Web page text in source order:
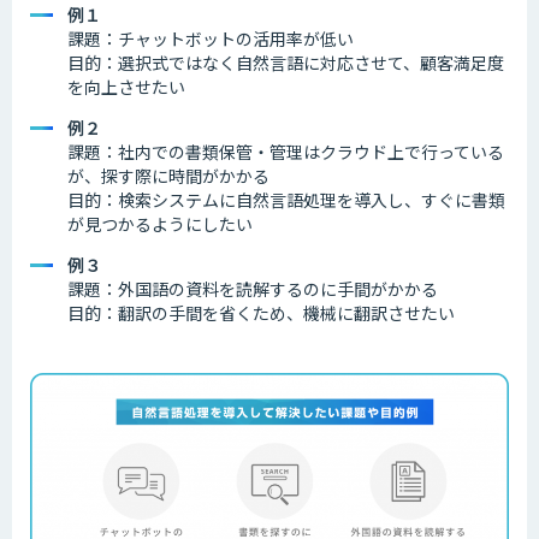
例１
課題：チャットボットの活用率が低い
目的：選択式ではなく自然言語に対応させて、顧客満足度
を向上させたい
例２
課題：社内での書類保管・管理はクラウド上で行っている
が、探す際に時間がかかる
目的：検索システムに自然言語処理を導入し、すぐに書類
が見つかるようにしたい
例３
課題：外国語の資料を読解するのに手間がかかる
目的：翻訳の手間を省くため、機械に翻訳させたい